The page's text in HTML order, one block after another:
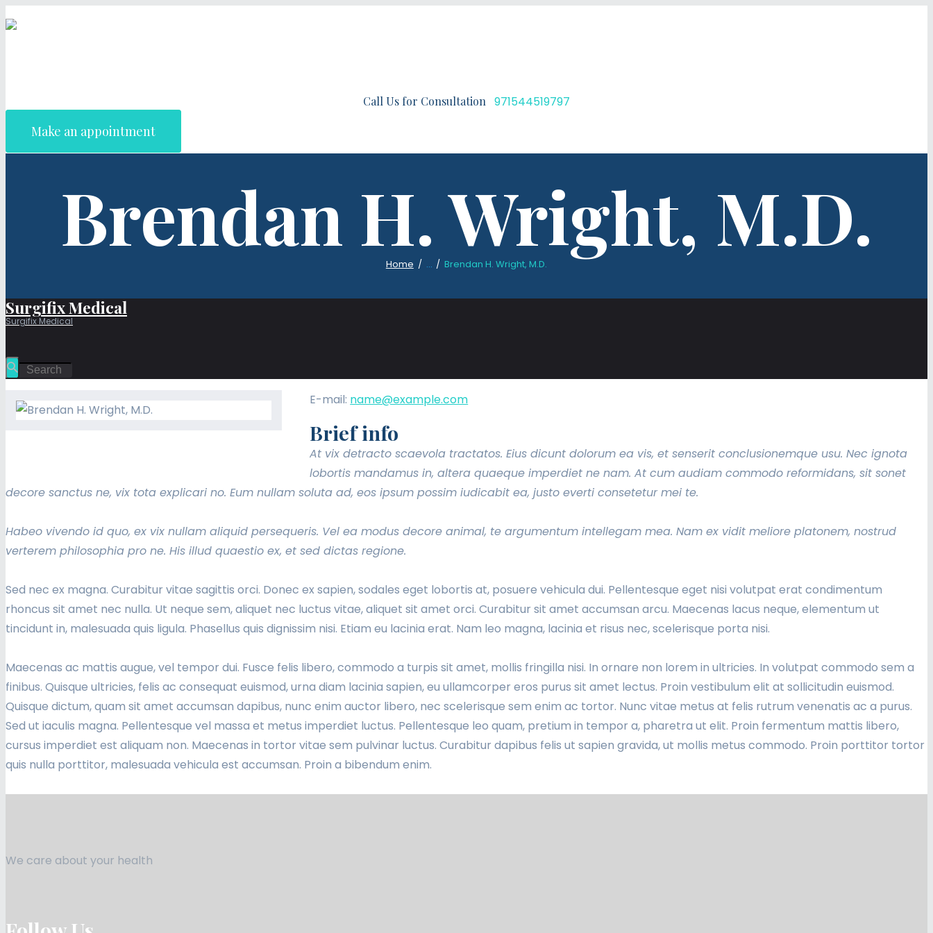
Call Us for Consultation 971544519797
Make an appointment
Brendan H. Wright, M.D.
Home ... Brendan H. Wright, M.D.
Surgifix Medical
Surgifix Medical
E-mail: name@example.com
Brief info
At vix detracto scaevola tractatos. Eius dicunt dolorum ea vis, et senserit conclusionemque usu. Nec ignota
lobortis mandamus in, altera quaeque imperdiet ne nam. At cum audiam commodo reformidans, sit sonet
decore sanctus ne, vix tota explicari no. Eum nullam soluta ad, eos ipsum possim iudicabit ea, justo everti consetetur mei te.
Habeo vivendo id quo, ex vix nullam aliquid persequeris. Vel ea modus decore animal, te argumentum intellegam mea. Nam ex vidit meliore platonem, nostrud
verterem philosophia pro ne. His illud quaestio ex, et sed dictas regione.
Sed nec ex magna. Curabitur vitae sagittis orci. Donec ex sapien, sodales eget lobortis at, posuere vehicula dui. Pellentesque eget nisi volutpat erat condimentum
rhoncus sit amet nec nulla. Ut neque sem, aliquet nec luctus vitae, aliquet sit amet orci. Curabitur sit amet accumsan arcu. Maecenas lacus neque, elementum ut
tincidunt in, malesuada quis ligula. Phasellus quis dignissim nisi. Etiam eu lacinia erat. Nam leo magna, lacinia et risus nec, scelerisque porta nisi.
Maecenas ac mattis augue, vel tempor dui. Fusce felis libero, commodo a turpis sit amet, mollis fringilla nisi. In ornare non lorem in ultricies. In volutpat commodo sem a
finibus. Quisque ultricies, felis ac consequat euismod, urna diam lacinia sapien, eu ullamcorper eros purus sit amet lectus. Proin vestibulum elit at sollicitudin euismod.
Quisque dictum, quam sit amet accumsan dapibus, nunc enim auctor libero, nec scelerisque sem enim ac tortor. Nunc vitae metus at felis rutrum venenatis ac a purus.
Sed ut iaculis magna. Pellentesque vel massa et metus imperdiet luctus. Pellentesque leo quam, pretium in tempor a, pharetra ut elit. Proin fermentum mattis libero,
cursus imperdiet est aliquam non. Maecenas in tortor vitae sem pulvinar luctus. Curabitur dapibus felis ut sapien gravida, ut mollis metus commodo. Proin porttitor tortor
quis nulla porttitor, malesuada vehicula est accumsan. Proin a bibendum enim.
We care about your health